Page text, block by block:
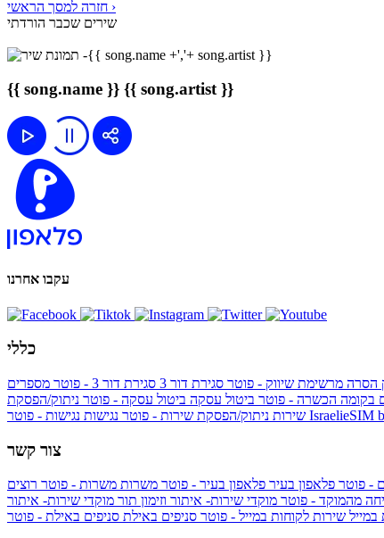
חזרה למסך הראשי ›
שירים שכבר הורדתי
{{ song.name }} {{ song.artist }}
עקבו אחרנו
כללי
הסרה מרשימת שיווק - פוטר סגירת דור 3 סגירת דור 3 - פוטר
מספרים
בקומה הכשרה - פוטר ביטול עסקה ביטול עסקה - פוטר ניתוק/הפסקת
שירות ניתוק/הפסקת שירות - פוטר נגישות IsraelieSIM
צור קשר
- פוטר פלאפון בעיר פלאפון בעיר - פוטר משרות משרות - פוטר רוצים
מהמוקד - פוטר מוקדי שירות- איתור וזימון תור מוקדי שירות- איתור
במייל שירות לקוחות במייל - פוטר סניפים באילת סניפים באילת - פוטר